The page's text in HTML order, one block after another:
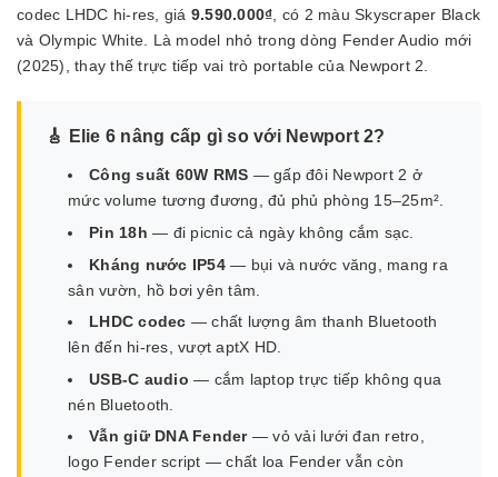
codec LHDC hi-res, giá 9.590.000₫, có 2 màu Skyscraper Black
và Olympic White. Là model nhỏ trong dòng Fender Audio mới
(2025), thay thế trực tiếp vai trò portable của Newport 2.
🎸 Elie 6 nâng cấp gì so với Newport 2?
Công suất 60W RMS — gấp đôi Newport 2 ở
mức volume tương đương, đủ phủ phòng 15–25m².
Pin 18h — đi picnic cả ngày không cắm sạc.
Kháng nước IP54— bụi và nước văng, mang ra
sân vườn, hồ bơi yên tâm.
LHDC codec — chất lượng âm thanh Bluetooth
lên đến hi-res, vượt aptX HD.
USB-C audio — cắm laptop trực tiếp không qua
nén Bluetooth.
Vẫn giữ DNA Fender— vỏ vải lưới đan retro,
logo Fender script — chất loa Fender vẫn còn